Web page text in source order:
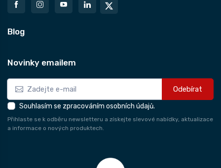
Blog
Novinky emailem
Odebírat
Souhlasím se zpracováním osobních údajů.
Přihlaste se k odběru newsletteru a získejte slevové nabídky, aktualizace
a informace o nových produktech.